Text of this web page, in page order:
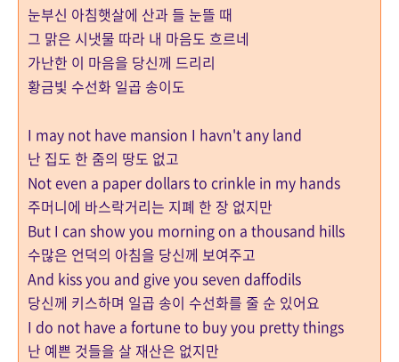
눈부신 아침햇살에 산과 들 눈뜰 때
그 맑은 시냇물 따라 내 마음도 흐르네
가난한 이 마음을 당신께 드리리
황금빛 수선화 일곱 송이도
I may not have mansion I havn't any land
난 집도 한 줌의 땅도 없고
Not even a paper dollars to crinkle in my hands
주머니에 바스락거리는 지폐 한 장 없지만
But I can show you morning on a thousand hills
수많은 언덕의 아침을 당신께 보여주고
And kiss you and give you seven daffodils
당신께 키스하며 일곱 송이 수선화를 줄 순 있어요
I do not have a fortune to buy you pretty things
난 예쁜 것들을 살 재산은 없지만